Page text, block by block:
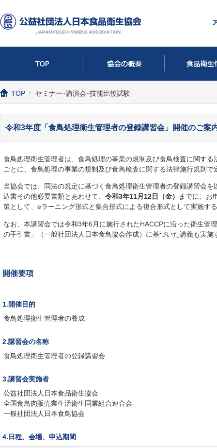
TOP セミナー･講演会･技能比較試験
令和3年度「食鳥処理衛生管理者の登録講習会」開催のご案
食鳥処理衛生管理者は、食鳥処理の事業の規制及び食鳥検査に関す
ごとに、食鳥処理の事業の規制及び食鳥検査に関する法律施行規則
当協会では、同法の規定に基づく食鳥処理衛生管理者の登録講習会
込書その他必要書類とあわせて、令和3年11月12日（金）
までに、お
策として、eラーニング形式と集合形式による複合形式として実施す
なお、本講習会では令和3年6月に施行されたHACCPに沿った衛生
の手引書」（一般社団法人日本食鳥協会作成）に基づいた講義も実施
開催要項
1.開催目的
食鳥処理衛生管理者の養成
2.講習会の名称
食鳥処理衛生管理者の登録講習会
3.講習会実施者
公益社団法人日本食品衛生協会
全国食鳥肉販売業生活衛生同業組合連合会
一般社団法人日本食鳥協会
4.日程、会場、申込期間